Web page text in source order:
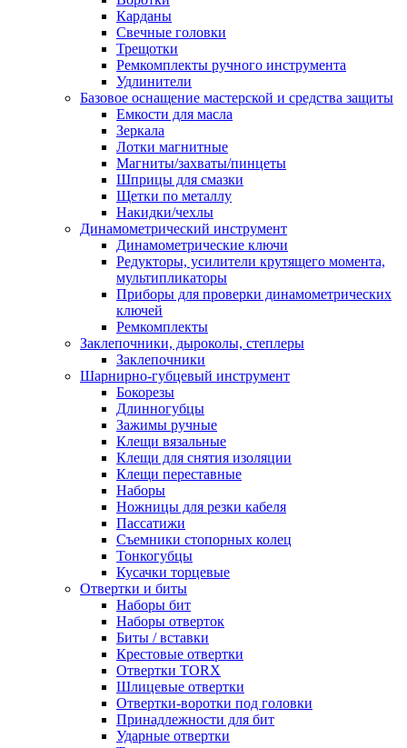
Карданы
Свечные головки
Трещотки
Ремкомплекты ручного инструмента
Удлинители
Базовое оснащение мастерской и средства защиты
Емкости для масла
Зеркала
Лотки магнитные
Магниты/захваты/пинцеты
Шприцы для смазки
Щетки по металлу
Накидки/чехлы
Динамометрический инструмент
Динамометрические ключи
Редукторы, усилители крутящего момента,
мультипликаторы
Приборы для проверки динамометрических
ключей
Ремкомплекты
Заклепочники, дыроколы, степлеры
Заклепочники
Шарнирно-губцевый инструмент
Бокорезы
Длинногубцы
Зажимы ручные
Клещи вязальные
Клещи для снятия изоляции
Клещи переставные
Наборы
Ножницы для резки кабеля
Пассатижи
Съемники стопорных колец
Тонкогубцы
Кусачки торцевые
Отвертки и биты
Наборы бит
Наборы отверток
Биты / вставки
Крестовые отвертки
Отвертки TORX
Шлицевые отвертки
Отвертки-воротки под головки
Принадлежности для бит
Ударные отвертки